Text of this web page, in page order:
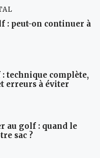
: peut-on continuer à
technique complète,
erreurs à éviter
au golf : quand le
sac ?